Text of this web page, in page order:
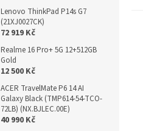
Lenovo ThinkPad P14s G7
(21XJ0027CK)
72 919 Kč
Realme 16 Pro+ 5G 12+512GB
Gold
12 500 Kč
ACER TravelMate P6 14 AI
Galaxy Black (TMP614-54-TCO-
72LB) (NX.BJLEC.00E)
40 990 Kč